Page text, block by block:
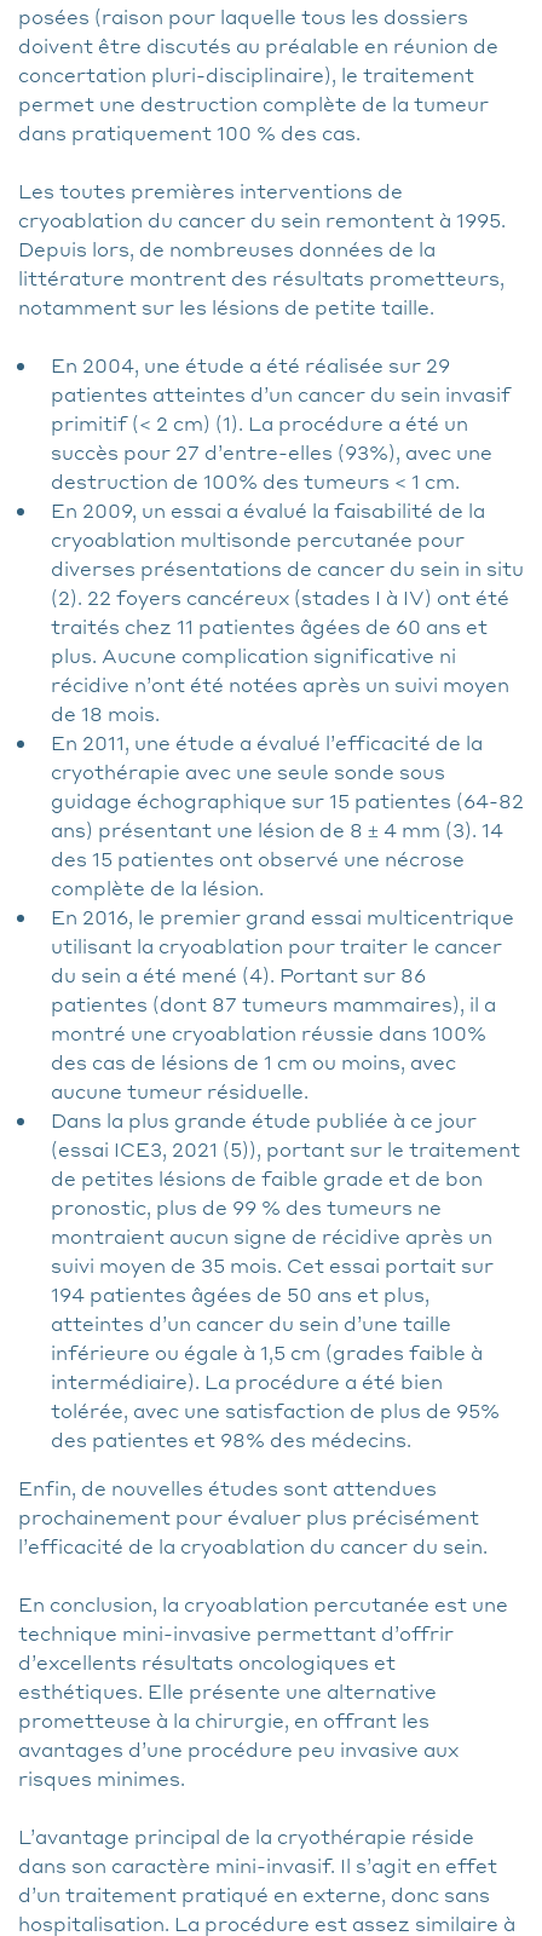
posées (raison pour laquelle tous les dossiers
doivent être discutés au préalable en réunion de
concertation pluri-disciplinaire), le traitement
permet une destruction complète de la tumeur
dans pratiquement 100 % des cas.
Les toutes premières interventions de
cryoablation du cancer du sein remontent à 1995.
Depuis lors, de nombreuses données de la
littérature montrent des résultats prometteurs,
notamment sur les lésions de petite taille.
En 2004, une étude a été réalisée sur 29
patientes atteintes d’un cancer du sein invasif
primitif (< 2 cm) (1). La procédure a été un
succès pour 27 d’entre-elles (93%), avec une
destruction de 100% des tumeurs < 1 cm.
En 2009, un essai a évalué la faisabilité de la
cryoablation multisonde percutanée pour
diverses présentations de cancer du sein in situ
(2). 22 foyers cancéreux (stades I à IV) ont été
traités chez 11 patientes âgées de 60 ans et
plus. Aucune complication significative ni
récidive n’ont été notées après un suivi moyen
de 18 mois.
En 2011, une étude a évalué l’efficacité de la
cryothérapie avec une seule sonde sous
guidage échographique sur 15 patientes (64-82
ans) présentant une lésion de 8 ± 4 mm (3). 14
des 15 patientes ont observé une nécrose
complète de la lésion.
En 2016, le premier grand essai multicentrique
utilisant la cryoablation pour traiter le cancer
du sein a été mené (4). Portant sur 86
patientes (dont 87 tumeurs mammaires), il a
montré une cryoablation réussie dans 100%
des cas de lésions de 1 cm ou moins, avec
aucune tumeur résiduelle.
Dans la plus grande étude publiée à ce jour
(essai ICE3, 2021 (5)), portant sur le traitement
de petites lésions de faible grade et de bon
pronostic, plus de 99 % des tumeurs ne
montraient aucun signe de récidive après un
suivi moyen de 35 mois. Cet essai portait sur
194 patientes âgées de 50 ans et plus,
atteintes d’un cancer du sein d’une taille
inférieure ou égale à 1,5 cm (grades faible à
intermédiaire). La procédure a été bien
tolérée, avec une satisfaction de plus de 95%
des patientes et 98% des médecins.
Enfin, de nouvelles études sont attendues
prochainement pour évaluer plus précisément
l’efficacité de la cryoablation du cancer du sein.
En conclusion, la cryoablation percutanée est une
technique mini-invasive permettant d’offrir
d’excellents résultats oncologiques et
esthétiques. Elle présente une alternative
prometteuse à la chirurgie, en offrant les
avantages d’une procédure peu invasive aux
risques minimes.
L’avantage principal de la cryothérapie réside
dans son caractère mini-invasif. Il s’agit en effet
d’un traitement pratiqué en externe, donc sans
hospitalisation. La procédure est assez similaire à